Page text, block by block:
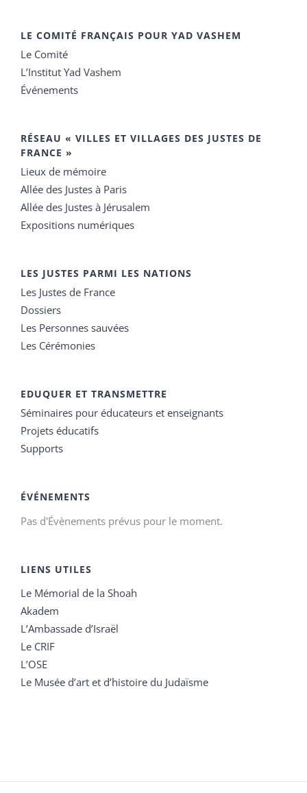
LE COMITÉ FRANÇAIS POUR YAD VASHEM
Le Comité
L’Institut Yad Vashem
Événements
RÉSEAU « VILLES ET VILLAGES DES JUSTES DE
FRANCE »
Lieux de mémoire
Allée des Justes à Paris
Allée des Justes à Jérusalem
Expositions numériques
LES JUSTES PARMI LES NATIONS
Les Justes de France
Dossiers
Les Personnes sauvées
Les Cérémonies
EDUQUER ET TRANSMETTRE
Séminaires pour éducateurs et enseignants
Projets éducatifs
Supports
ÉVÉNEMENTS
Pas d'Évènements prévus pour le moment.
LIENS UTILES
Le Mémorial de la Shoah
Akadem
L’Ambassade d’Israël
Le CRIF
L’OSE
Le Musée d’art et d’histoire du Judaïsme